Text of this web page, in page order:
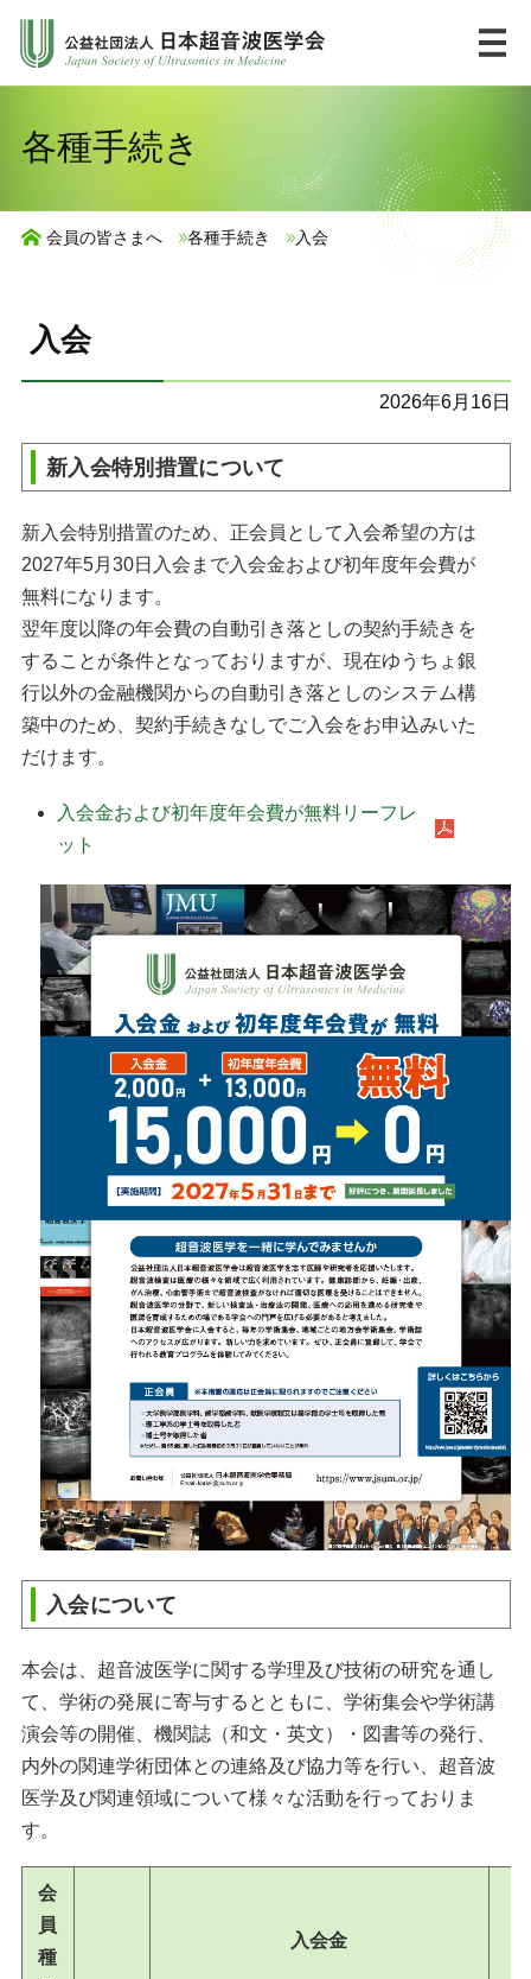
ス
学会について
ジャーナル・出版物
ガイドライン
教育・研究
認定資格
各種手続き
会員の皆さまへ 各種手続き 入会
入会
2026年6月16日
新入会特別措置について
新入会特別措置のため、正会員として入会希望の方は
2027年5月30日入会まで入会金および初年度年会費が
無料になります。
翌年度以降の年会費の自動引き落としの契約手続きを
することが条件となっておりますが、現在ゆうちょ銀
行以外の金融機関からの自動引き落としのシステム構
築中のため、契約手続きなしでご入会をお申込みいた
だけます。
入会金および初年度年会費が無料リーフレ
ット
入会について
本会は、超音波医学に関する学理及び技術の研究を通し
て、学術の発展に寄与するとともに、学術集会や学術講
演会等の開催、機関誌（和文・英文）・図書等の発行、
内外の関連学術団体との連絡及び協力等を行い、超音波
医学及び関連領域について様々な活動を行っておりま
す。
会
員
種
入会金